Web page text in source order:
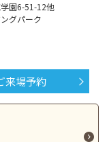
園6-51-12他
グパーク
来場予約